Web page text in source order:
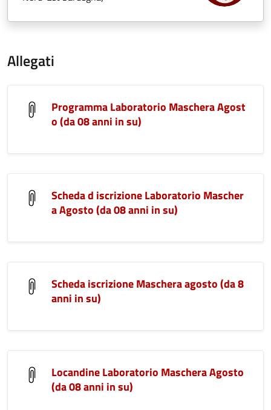
Allegati
Programma Laboratorio Maschera Agost
o (da 08 anni in su)
Scheda d iscrizione Laboratorio Mascher
a Agosto (da 08 anni in su)
Scheda iscrizione Maschera agosto (da 8
anni in su)
Locandine Laboratorio Maschera Agosto
(da 08 anni in su)